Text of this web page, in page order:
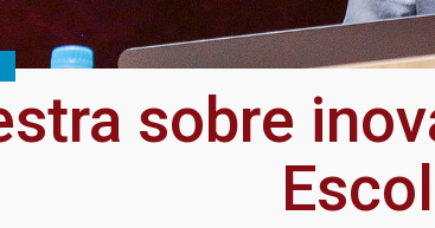
sobre